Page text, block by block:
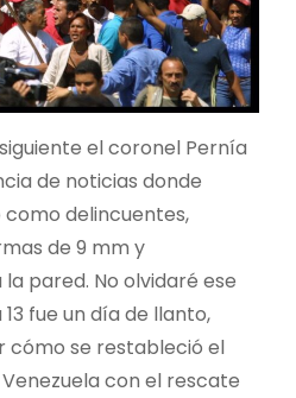
el coronel Pernía
de noticias donde
delincuentes,
de 9 mm y
pared. No olvidaré ese
fue un día de llanto,
cómo se restableció el
con el rescate